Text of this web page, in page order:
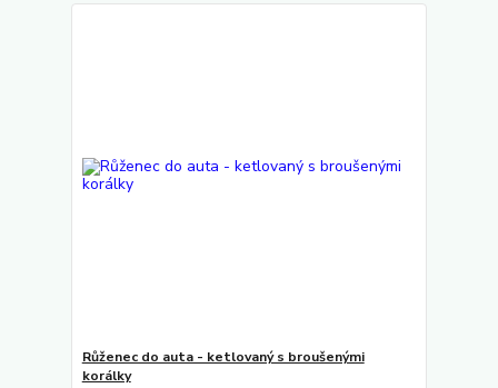
Růženec do auta - ketlovaný s broušenými
korálky